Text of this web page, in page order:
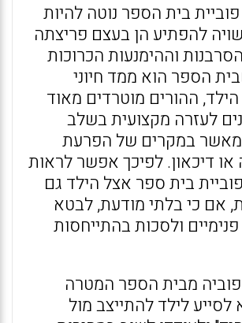
בית הספר נוטה להיות
להפתיע הן בעצם פריצתה
וההימנעות הכרוכות
הספר הוא ממד חיוני
הילד, ההורים מוטרדים מאוד
לעזרה מקצועית בשלב
מאשר במקרים של הפרעת
דיכאון. לפיכך אפשר לראות
בית ספר אצל הילד גם
אם כי בלתי מודעת, לבטא
ולסכות בהתייחסות
מבית הספר המטרה
לסייע לילד להתייצב מול